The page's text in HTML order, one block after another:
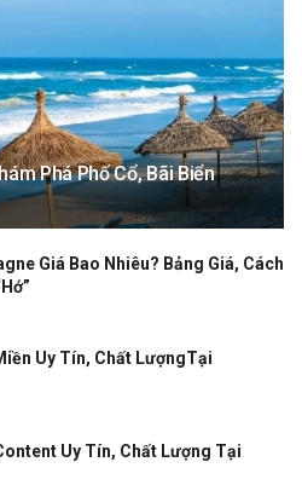
Phá Phố Cổ, Bãi Biển
Giá Bao Nhiêu? Bảng Giá, Cách
Uy Tín, Chất LượngTại
Uy Tín, Chất Lượng Tại